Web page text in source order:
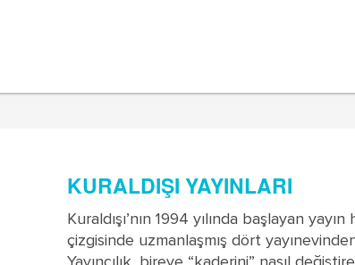
KURALDIŞI YAYINLARI
Kuraldışı’nın 1994 yılında başlayan
çizgisinde uzmanlaşmış dört